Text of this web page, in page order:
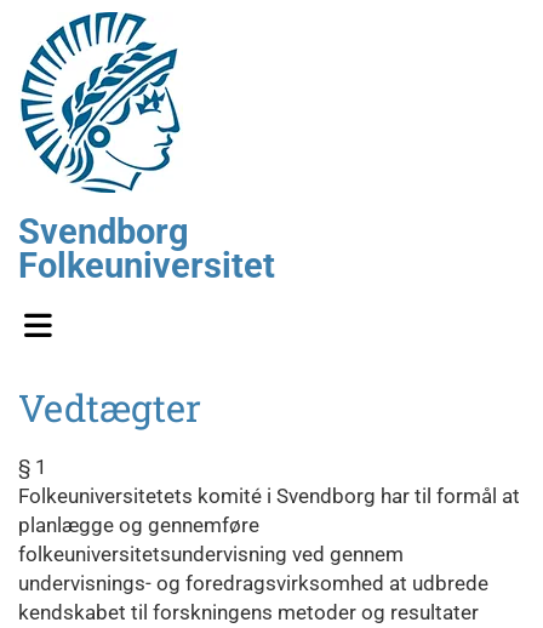
Svendborg
Folkeuniversitet
Vedtægter
§ 1
Folkeuniversitetets komité i Svendborg har til formål at
planlægge og gennemføre
folkeuniversitetsundervisning ved gennem
undervisnings- og foredragsvirksomhed at udbrede
kendskabet til forskningens metoder og resultater